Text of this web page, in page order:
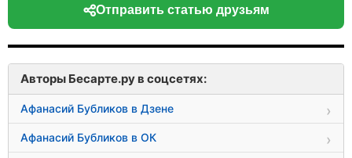
Отправить статью друзьям
Авторы Бесарте.ру в соцсетях:
Афанасий Бубликов в Дзене
Афанасий Бубликов в ОК